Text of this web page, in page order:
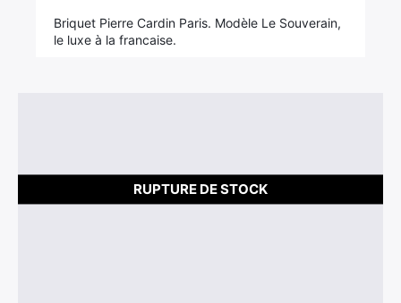
Briquet Pierre Cardin Paris. Modèle Le Souverain,
le luxe à la francaise.
RUPTURE DE STOCK